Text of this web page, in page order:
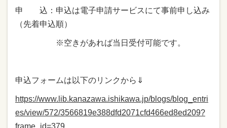
申 込：申込は電子申請サービスにて事前申し込み
（先着申込順）
※空きがあれば当日受付可能です。
申込フォームは以下のリンクから⇓
https://www.lib.kanazawa.ishikawa.jp/blogs/blog_entri
es/view/572/3566819e388dfd2071cfd466ed8ed209?
frame_id=379